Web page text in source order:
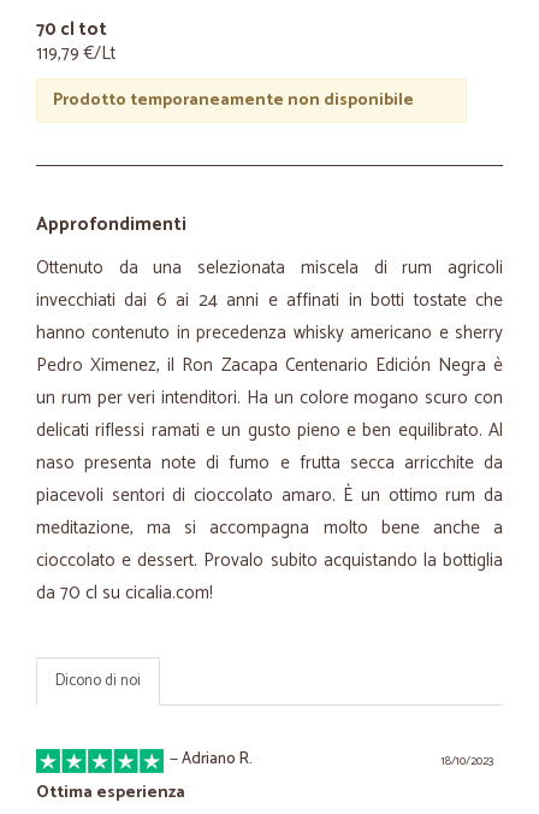
70 cl tot
119,79 €/Lt
Prodotto temporaneamente non disponibile
Approfondimenti
Ottenuto da una selezionata miscela di rum agricoli
invecchiati dai 6 ai 24 anni e affinati in botti tostate che
hanno contenuto in precedenza whisky americano e sherry
Pedro Ximenez, il Ron Zacapa Centenario Edición Negra è
un rum per veri intenditori. Ha un colore mogano scuro con
delicati riflessi ramati e un gusto pieno e ben equilibrato. Al
naso presenta note di fumo e frutta secca arricchite da
piacevoli sentori di cioccolato amaro. È un ottimo rum da
meditazione, ma si accompagna molto bene anche a
cioccolato e dessert. Provalo subito acquistando la bottiglia
da 70 cl su cicalia.com!
Dicono di noi
18/10/2023
—Adriano R.
Ottima esperienza